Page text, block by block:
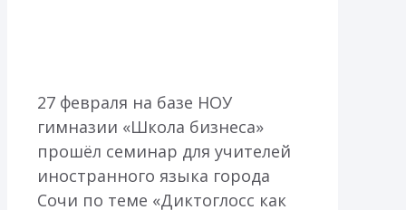
27 февраля на базе НОУ
гимназии «Школа бизнеса»
прошёл семинар для учителей
иностранного языка города
Сочи по теме «Диктоглосс как